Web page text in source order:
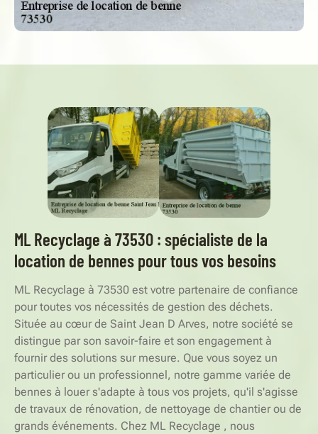
ML Recyclage à 73530 : spécialiste de la
location de bennes pour tous vos besoins
ML Recyclage à 73530 est votre partenaire de confiance
pour toutes vos nécessités de gestion des déchets.
Située au cœur de Saint Jean D Arves, notre société se
distingue par son savoir-faire et son engagement à
fournir des solutions sur mesure. Que vous soyez un
particulier ou un professionnel, notre gamme variée de
bennes à louer s'adapte à tous vos projets, qu'il s'agisse
de travaux de rénovation, de nettoyage de chantier ou de
grands événements. Chez ML Recyclage , nous